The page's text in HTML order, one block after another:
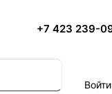
+7 423 239-
Войти